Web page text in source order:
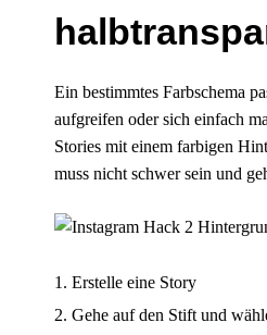
Ein bestimmtes Farbschema
aufgreifen oder sich einfach
Stories mit einem farbigen
muss nicht schwer sein und
Erstelle eine Story
Gehe auf den Stift und